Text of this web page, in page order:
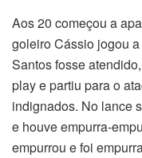
Aos 20 começou a
goleiro Cássio jogou
Santos fosse
play e partiu para o
indignados. No lance
e houve empurra-
empurrou e foi